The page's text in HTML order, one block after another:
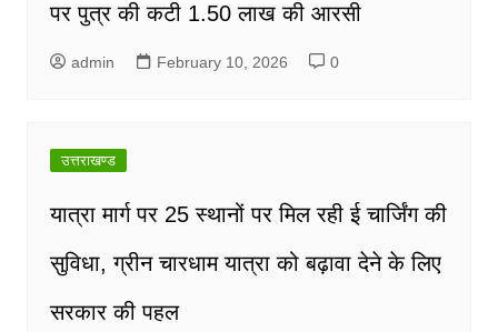
पर पुत्र की कटी 1.50 लाख की आरसी
admin February 10, 2026 0
उत्तराखण्ड
यात्रा मार्ग पर 25 स्थानों पर मिल रही ई चार्जिंग की
सुविधा, ग्रीन चारधाम यात्रा को बढ़ावा देने के लिए
सरकार की पहल